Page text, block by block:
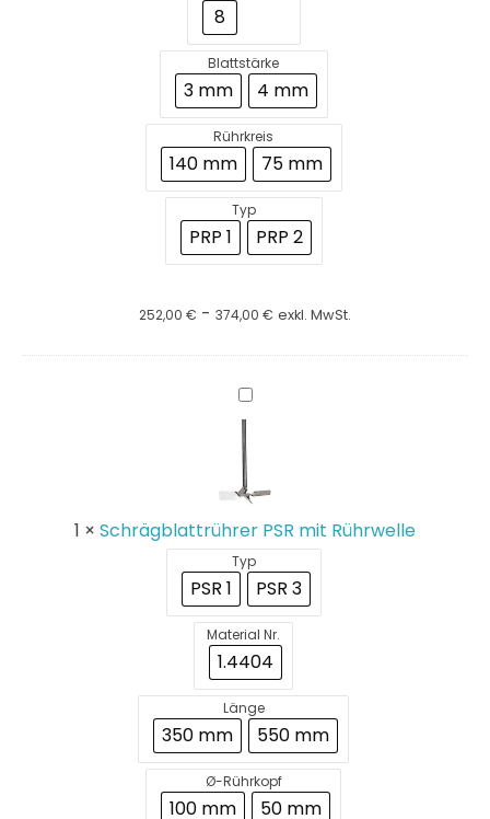
8
Blattstärke
3 mm 4 mm
Rührkreis
140 mm 75 mm
Typ
PRP 1 PRP 2
252,00 € - 374,00 € exkl. MwSt.
Schrägblattrührer
PSR
mit
Rührwelle
1 × Schrägblattrührer PSR mit Rührwelle
Typ
PSR 1 PSR 3
Material Nr.
1.4404
Länge
350 mm 550 mm
Ø-Rührkopf
100 mm 50 mm